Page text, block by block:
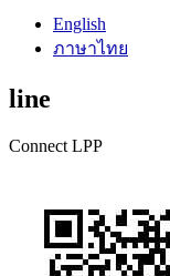
English
ภาษาไทย
line
Connect LPP